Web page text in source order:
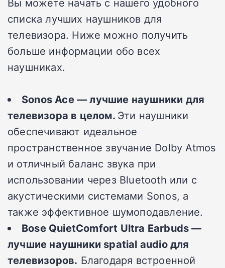
списка лучших наушников для
телевизора. Ниже можно получить
больше информации обо всех
наушниках.
Sonos Ace — лучшие наушники для
телевизора в целом. Эти наушники
обеспечивают идеальное
пространственное звучание Dolby Atmos
и отличный баланс звука при
использовании через Bluetooth или с
акустическими системами Sonos, а
также эффективное шумоподавление.
Bose QuietComfort Ultra Earbuds—
лучшие наушники spatial audio для
телевизоров. Благодаря встроенной